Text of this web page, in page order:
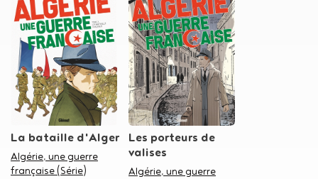
La bataille d'Alger
Dans la série
Algérie, une guerre
française (Série)
Les porteurs de
valises
Dans la série
Algérie, une guerre